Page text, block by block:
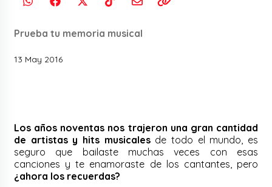
Prueba tu memoria musical
13 May 2016
Los años noventas nos trajeron una gran cantidad
de artistas y hits musicalesde todo el mundo, es
seguro que bailaste muchas veces con esas
canciones y te enamoraste de los cantantes, pero
¿ahora los recuerdas?